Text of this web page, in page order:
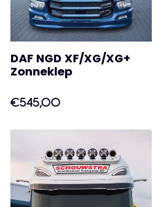
DAF NGD XF/XG/XG+
Zonneklep
€545,00